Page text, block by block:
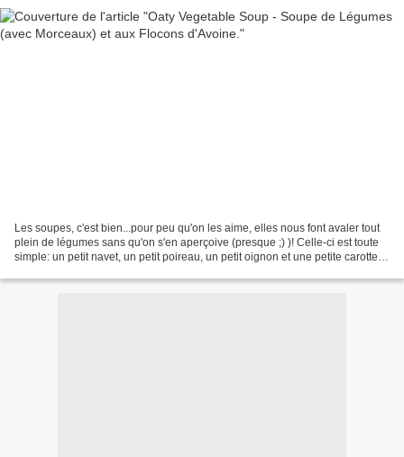
Les soupes, c'est bien...pour peu qu'on les aime, elles nous font avaler tout
plein de légumes sans qu'on s'en aperçoive (presque ;) )! Celle-ci est toute
simple: un petit navet, un petit poireau, un petit oignon et une petite carotte ,